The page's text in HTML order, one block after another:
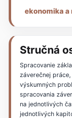
ekonomika
Stručná
Spracovanie
záverečnej
výskumných
spracovania
na jednotlivých
jednotlivých